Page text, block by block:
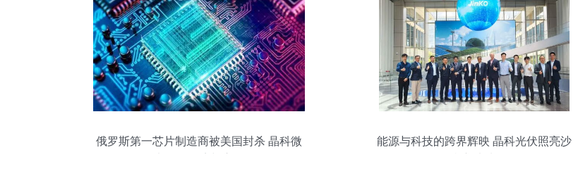
俄罗斯第一芯片制造商被美国封杀 晶科微
能源与科技的跨界辉映 晶科光伏照亮沙